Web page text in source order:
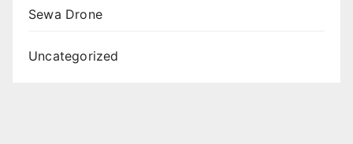
Sewa Drone
Uncategorized